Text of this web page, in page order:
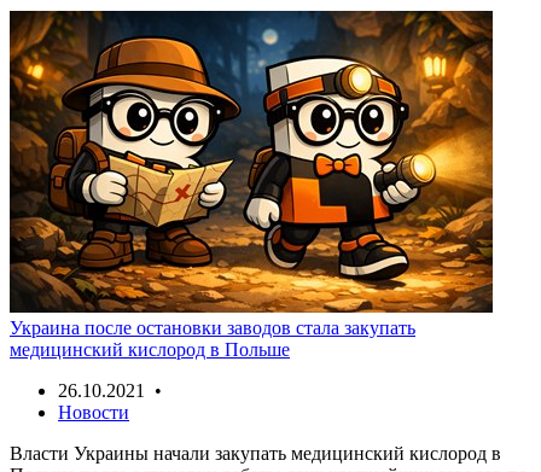
Украина после остановки заводов стала закупать
медицинский кислород в Польше
26.10.2021 •
Новости
Власти Украины начали закупать медицинский кислород в